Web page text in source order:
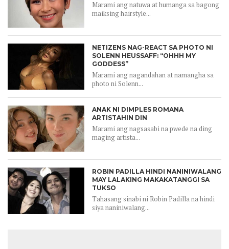
Marami ang natuwa at humanga sa bagong
maiksing hairstyle...
NETIZENS NAG-REACT SA PHOTO NI
SOLENN HEUSSAFF: “OHHH MY
GODDESS”
Marami ang nagandahan at namangha sa
photo ni Solenn...
ANAK NI DIMPLES ROMANA
ARTISTAHIN DIN
Marami ang nagsasabi na pwede na ding
maging artista...
ROBIN PADILLA HINDI NANINIWALANG
MAY LALAKING MAKAKATANGGI SA
TUKSO
Tahasang sinabi ni Robin Padilla na hindi
siya naniniwalang...